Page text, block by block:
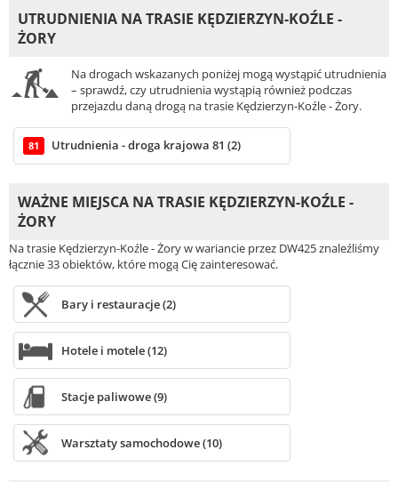
UTRUDNIENIA NA TRASIE KĘDZIERZYN-KOŹLE -
ŻORY
Na drogach wskazanych poniżej mogą wystąpić utrudnienia
– sprawdź, czy utrudnienia wystąpią również podczas
przejazdu daną drogą na trasie Kędzierzyn-Koźle - Żory.
81 Utrudnienia - droga krajowa 81 (2)
WAŻNE MIEJSCA NA TRASIE KĘDZIERZYN-KOŹLE -
ŻORY
Na trasie Kędzierzyn-Koźle - Żory w wariancie przez DW425 znaleźliśmy
łącznie 33 obiektów, które mogą Cię zainteresować.
Bary i restauracje (2)
Hotele i motele (12)
Stacje paliwowe (9)
Warsztaty samochodowe (10)